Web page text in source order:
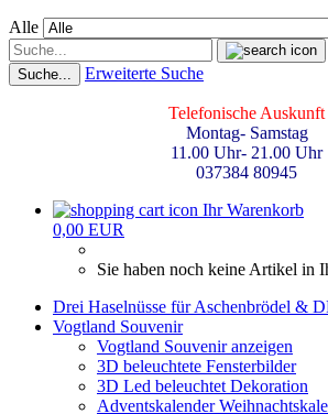
Alle
Suche... Erweiterte Suche
Telefonische Auskunft
Montag- Samstag
11.00 Uhr- 21.00 Uhr
037384 80945
Ihr Warenkorb
0,00 EUR
Sie haben noch keine Artikel in
Drei Haselnüsse für Aschenbrödel &
Vogtland Souvenir
Vogtland Souvenir anzeigen
3D beleuchtete Fensterbilder
3D Led beleuchtet Dekoration
Adventskalender